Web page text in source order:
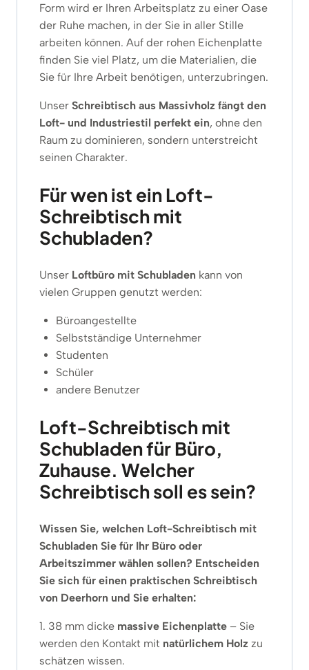
Form wird er Ihren Arbeitsplatz zu einer Oase
der Ruhe machen, in der Sie in aller Stille
arbeiten können. Auf der rohen Eichenplatte
finden Sie viel Platz, um die Materialien, die
Sie für Ihre Arbeit benötigen, unterzubringen.
Unser Schreibtisch aus Massivholz fängt den
Loft- und Industriestil perfekt ein, ohne den
Raum zu dominieren, sondern unterstreicht
seinen Charakter.
Für wen ist ein Loft-
Schreibtisch mit
Schubladen?
Unser Loftbüro mit Schubladen kann von
vielen Gruppen genutzt werden:
Büroangestellte
Selbstständige Unternehmer
Studenten
Schüler
andere Benutzer
Loft-Schreibtisch mit
Schubladen für Büro,
Zuhause. Welcher
Schreibtisch soll es sein?
Wissen Sie, welchen Loft-Schreibtisch mit
Schubladen Sie für Ihr Büro oder
Arbeitszimmer wählen sollen? Entscheiden
Sie sich für einen praktischen Schreibtisch
von Deerhorn und Sie erhalten:
1. 38 mm dicke massive Eichenplatte – Sie
werden den Kontakt mit natürlichem Holz zu
schätzen wissen.